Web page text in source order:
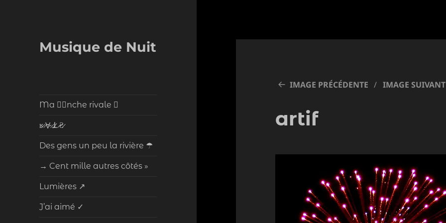
Musique de Nuit
Ma ⃝⃞nche rivale ⃝
ʁ̷ ̷Ɐ̷ ̷ꓕ̷ ̷Ƨ̷
Des gens un peu la rivière ☂
→ Cent mille autres côtés »
Lumières ↗
J’ai aimé ✓
IMAGE PRÉCÉDENTE IMAGE
artif